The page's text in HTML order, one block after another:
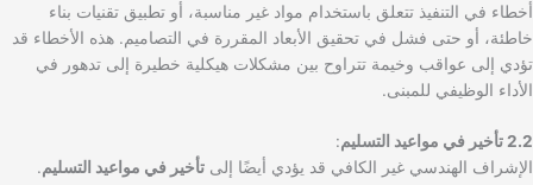
أخطاء في التنفيذ تتعلق باستخدام مواد غير مناسبة، أو تطبيق تقنيات بناء
خاطئة، أو حتى فشل في تحقيق الأبعاد المقررة في التصاميم. هذه الأخطاء قد
تؤدي إلى عواقب وخيمة تتراوح بين مشكلات هيكلية خطيرة إلى تدهور في
الأداء الوظيفي للمبنى.
2.2 تأخير في مواعيد التسليم
:
الإشراف الهندسي غير الكافي قد يؤدي أيضًا إلى تأخير في مواعيد التسليم.